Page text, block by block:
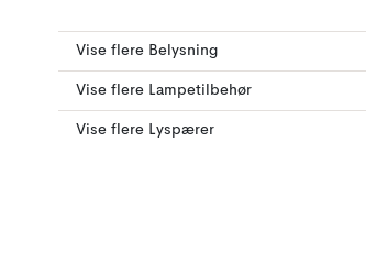
Vise flere Belysning
Vise flere Lampetilbehør
Vise flere Lyspærer